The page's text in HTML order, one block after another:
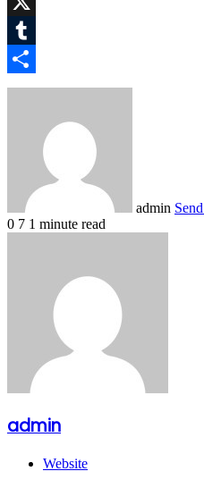
X
Tumblr
Share
admin
0 7 1 minute read
admin
Website